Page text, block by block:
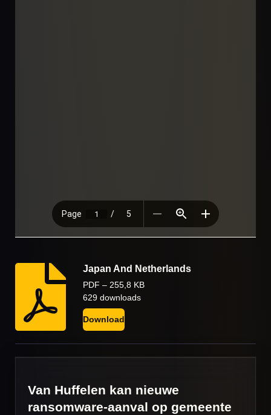
Japan And Netherlands
PDF – 255,8 KB
629 downloads
Download
Van Huffelen kan nieuwe
ransomware-aanval op gemeente